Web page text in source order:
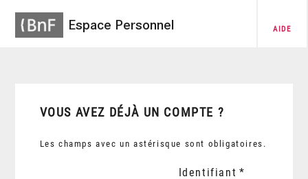
Espace Personnel AIDE
VOUS AVEZ DÉJÀ UN COMPTE ?
Les champs avec un astérisque sont obligatoires.
Identifiant